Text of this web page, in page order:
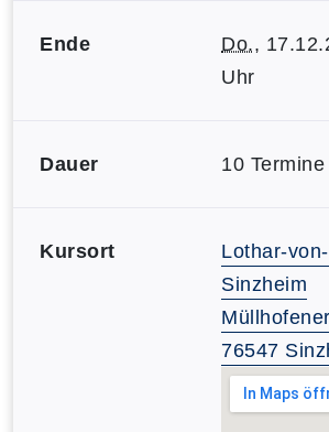
Ende Do.,
Uhr
Dauer 10 Termine
Kursort
Lothar-
Sinzheim
76547